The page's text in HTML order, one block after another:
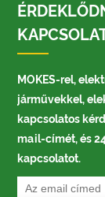
MOKES-rel,
járművekkel,
kapcsolatos
mail-címét, és
kapcsolatot.